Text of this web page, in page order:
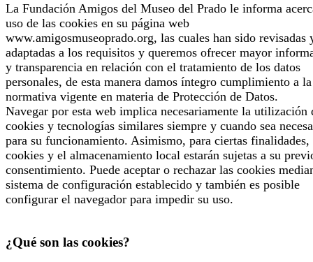
La Fundación Amigos del Museo del Prado le informa
uso de las cookies en su página web
www.amigosmuseoprado.org, las cuales han sido revisadas
adaptadas a los requisitos y queremos ofrecer mayor
y transparencia en relación con el tratamiento de los datos
personales, de esta manera damos íntegro cumplimiento a la
normativa vigente en materia de Protección de Datos.
Navegar por esta web implica necesariamente la utilización
cookies y tecnologías similares siempre y cuando sea
para su funcionamiento. Asimismo, para ciertas finalidades,
cookies y el almacenamiento local estarán sujetas a su
consentimiento. Puede aceptar o rechazar las cookies
sistema de configuración establecido y también es posible
configurar el navegador para impedir su uso.
¿Qué son las cookies?